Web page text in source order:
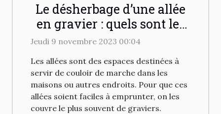
Le désherbage d’une allée
en gravier : quels sont les
différents moyens pour
désherber efficacement ?
Jeudi 9 novembre 2023 00:04
Les allées sont des espaces destinées à
servir de couloir de marche dans les
maisons ou autres endroits. Pour que ces
allées soient faciles à emprunter, on les
couvre le plus souvent de graviers.